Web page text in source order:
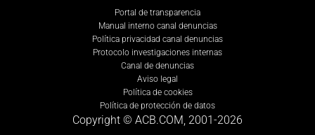
Portal de transparencia
Manual interno canal denuncias
Política privacidad canal denuncias
Protocolo investigaciones internas
Canal de denuncias
Aviso legal
Política de cookies
Política de protección de datos
Copyright © ACB.COM, 2001-2026